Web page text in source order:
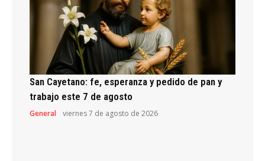
San Cayetano: fe, esperanza y pedido de pan y
trabajo este 7 de agosto
General viernes 7 de agosto de 2026